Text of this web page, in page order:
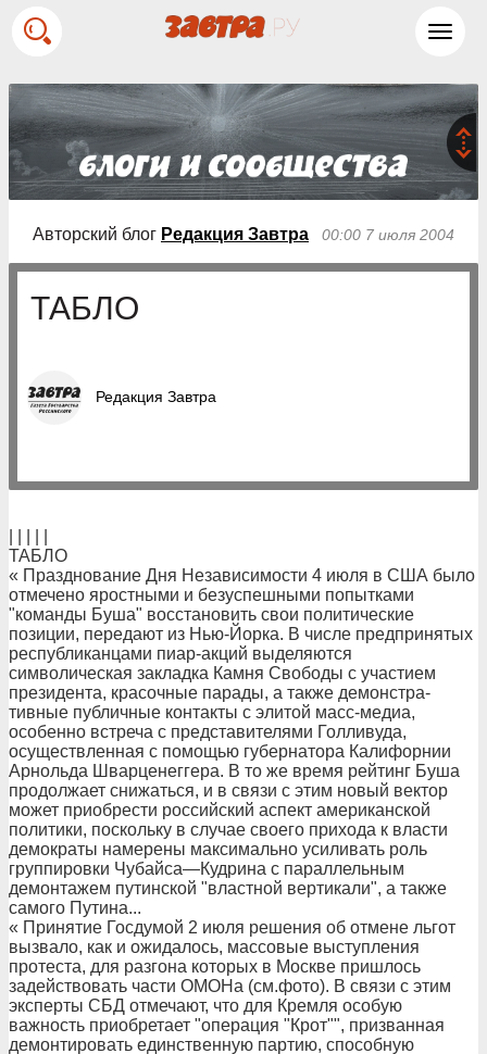
Авторский блог Редакция Завтра 00:00 7 июля 2004
ТАБЛО
Редакция Завтра
ТАБЛО
« Празднование Дня Независимости 4 июля в США было
отмечено яростными и безуспешными попытками
"команды Буша" восстановить свои политические
позиции, передают из Нью-Йорка. В числе предпринятых
республиканцами пиар-акций выделяются
символическая закладка Камня Свободы с участием
президента, красочные парады, а также демонстра-
тивные публичные контакты с элитой масс-медиа,
особенно встреча с представителями Голливуда,
осуществленная с помощью губернатора Калифорнии
Арнольда Шварценеггера. В то же время рейтинг Буша
продолжает снижаться, и в связи с этим новый вектор
может приобрести российский аспект американской
политики, поскольку в случае своего прихода к власти
демократы намерены максимально усиливать роль
группировки Чубайса—Кудрина с параллельным
демонтажем путинской "властной вертикали", а также
самого Путина...
« Принятие Госдумой 2 июля решения об отмене льгот
вызвало, как и ожидалось, массовые выступления
протеста, для разгона которых в Москве пришлось
задействовать части ОМОНа (см.фото). В связи с этим
эксперты СБД отмечают, что для Кремля особую
важность приобретает "операция "Крот"", призванная
демонтировать единственную партию, способную